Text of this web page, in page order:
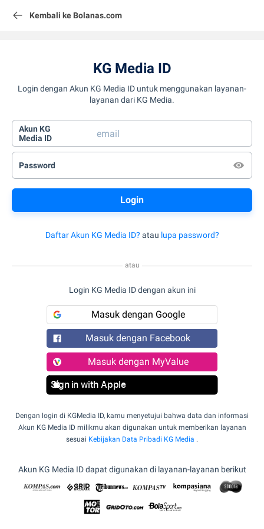
Kembali ke Bolanas.com
KG Media ID
Login dengan Akun KG Media ID untuk menggunakan layanan-
layanan dari KG Media.
Akun KG
Media ID
Password
Daftar Akun KG Media ID? atau lupa password?
atau
Login KG Media ID dengan akun ini
Masuk dengan Google
Masuk dengan Facebook
Masuk dengan MyValue
Sign in with Apple
Dengan login di KGMedia ID, kamu menyetujui bahwa data dan informasi
Akun KG Media ID milikmu akan digunakan untuk memberikan layanan
sesuai Kebijakan Data Pribadi KG Media .
Akun KG Media ID dapat digunakan di layanan-layanan berikut